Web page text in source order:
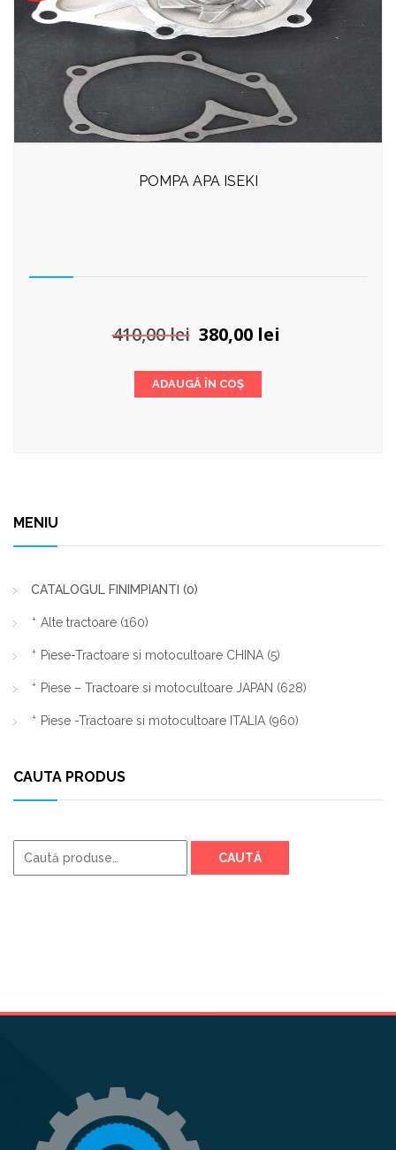
POMPA APA ISEKI
410,00lei Prețul
a
fost:
380,00 lei
ADAUGĂ ÎN COȘ
MENIU
CATALOGUL FINIMPIANTI (0)
Alte tractoare (160)
Piese-Tractoare si motocultoare CHINA (5)
Piese – Tractoare si motocultoare JAPAN (628)
Piese -Tractoare si motocultoare ITALIA (960)
CAUTA PRODUS
Caută
după:
CAUTĂ